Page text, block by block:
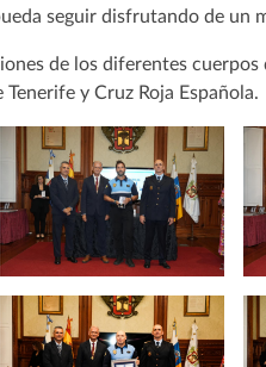
seguir disfrutando de un
de los diferentes
y Cruz Roja Española.